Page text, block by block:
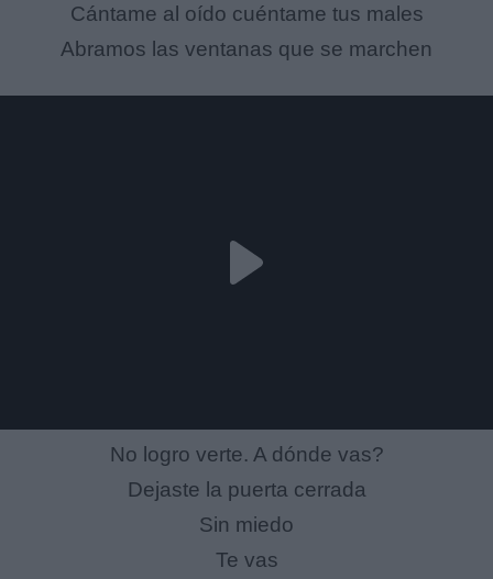
Cántame al oído cuéntame tus males
Abramos las ventanas que se marchen
No logro verte. A dónde vas?
Dejaste la puerta cerrada
Sin miedo
Te vas